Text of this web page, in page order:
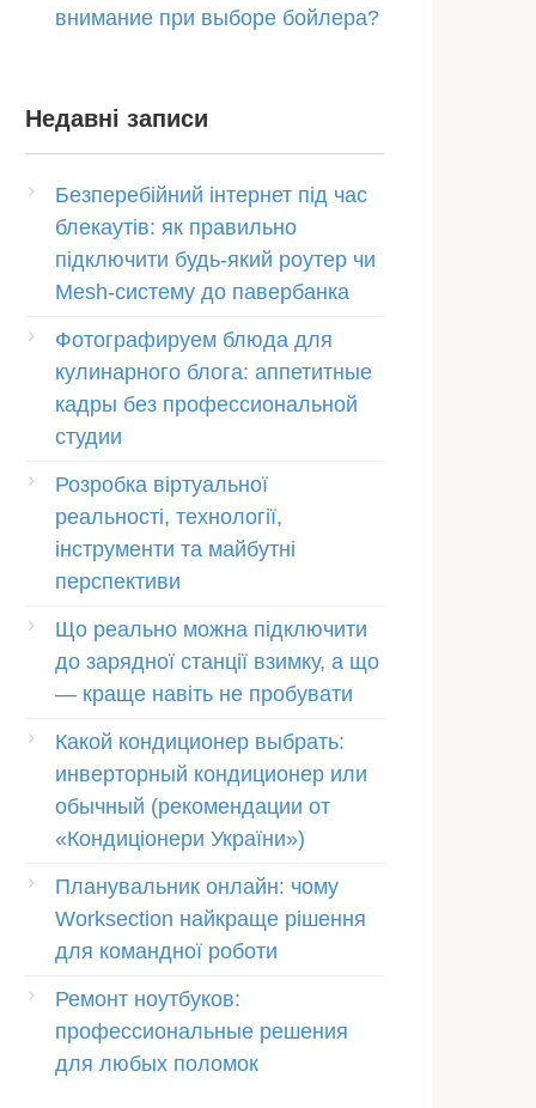
внимание при выборе бойлера?
Недавні записи
Безперебійний інтернет під час
блекаутів: як правильно
підключити будь-який роутер чи
Mesh-систему до павербанка
Фотографируем блюда для
кулинарного блога: аппетитные
кадры без профессиональной
студии
Розробка віртуальної
реальності, технології,
інструменти та майбутні
перспективи
Що реально можна підключити
до зарядної станції взимку, а що
— краще навіть не пробувати
Какой кондиционер выбрать:
инверторный кондиционер или
обычный (рекомендации от
«Кондиціонери України»)
Планувальник онлайн: чому
Worksection найкраще рішення
для командної роботи
Ремонт ноутбуков:
профессиональные решения
для любых поломок